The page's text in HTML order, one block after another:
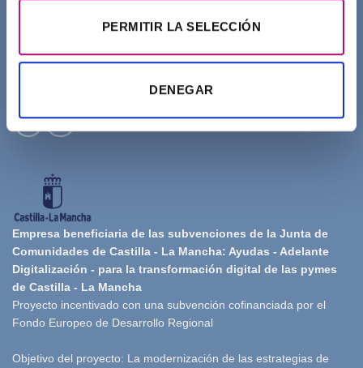
PERMITIR LA SELECCIÓN
DENEGAR
Empresa beneficiaria de las subvenciones de la Junta de
Comunidades de Castilla - La Mancha: Ayudas - Adelante
Digitalización - para la transformación digital de las pymes
de Castilla - La Mancha
Proyecto incentivado con una subvención cofinanciada por el
Fondo Europeo de Desarrollo Regional
Objetivo del proyecto: La modernización de las estrategias de